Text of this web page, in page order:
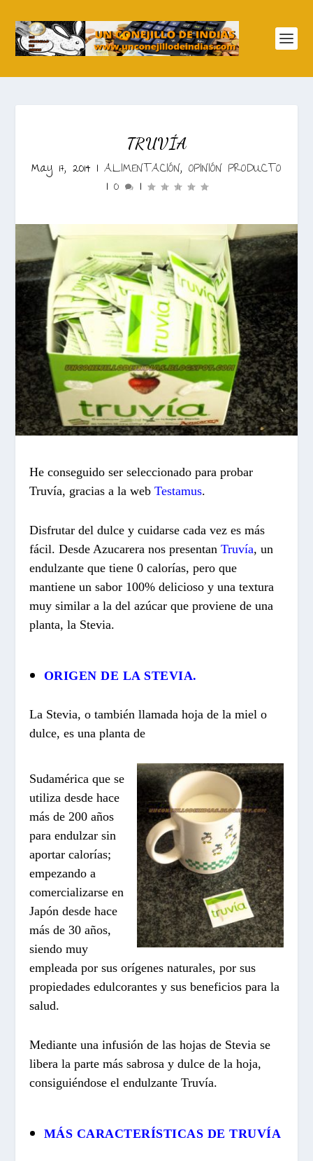
TRUVÍA
May 17, 2014 | ALIMENTACIÓN, OPINIÓN PRODUCTO
| 0 |
He conseguido ser seleccionado para probar
Truvía, gracias a la webTestamus.
Disfrutar del dulce y cuidarse cada vez es más
fácil. Desde Azucarera nos presentanTruvía, un
endulzante que tiene 0 calorías, pero que
mantiene un sabor 100% delicioso y una textura
muy similar a la del azúcar que proviene de una
planta, la Stevia.
ORIGEN DE LA STEVIA.
La Stevia, o también llamada hoja de la miel o
dulce, es una planta de
Sudamérica que se
utiliza desde hace
más de 200 años
para endulzar sin
aportar calorías;
empezando a
comercializarse en
Japón desde hace
más de 30 años,
siendo muy
empleada por sus orígenes naturales, por sus
propiedades edulcorantes y sus beneficios para la
salud.
Mediante una infusión de las hojas de Stevia se
libera la parte más sabrosa y dulce de la hoja,
consiguiéndose el endulzante Truvía.
MÁS CARACTERÍSTICAS DE TRUVÍA